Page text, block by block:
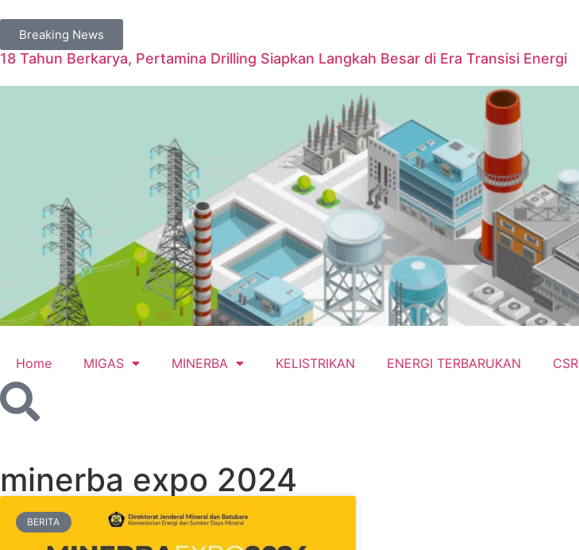
Breaking News
18 Tahun Berkarya, Pertamina Drilling Siapkan Langkah Besar di Era Transisi Energi
Home MIGAS MINERBA KELISTRIKAN ENERGI TERBARUKAN CSR
minerba expo 2024
BERITA